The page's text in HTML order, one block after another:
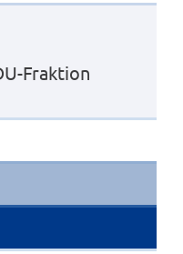
Fraktion